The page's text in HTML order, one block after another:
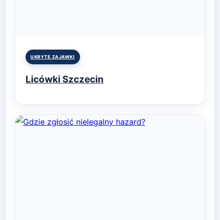
Posted
UKRYTE ZAJAWKI
Licówki Szczecin